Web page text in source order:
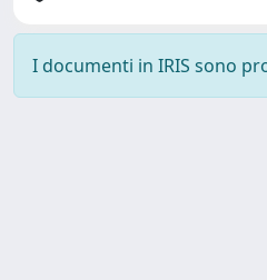
I documenti in IRIS sono